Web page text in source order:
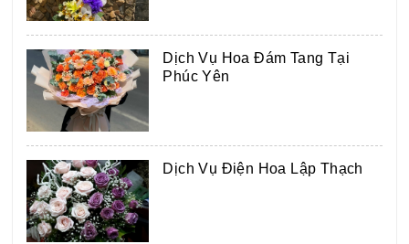
Dịch Vụ Hoa Đám Tang Tại
Phúc Yên
Dịch Vụ Điện Hoa Lập Thạch